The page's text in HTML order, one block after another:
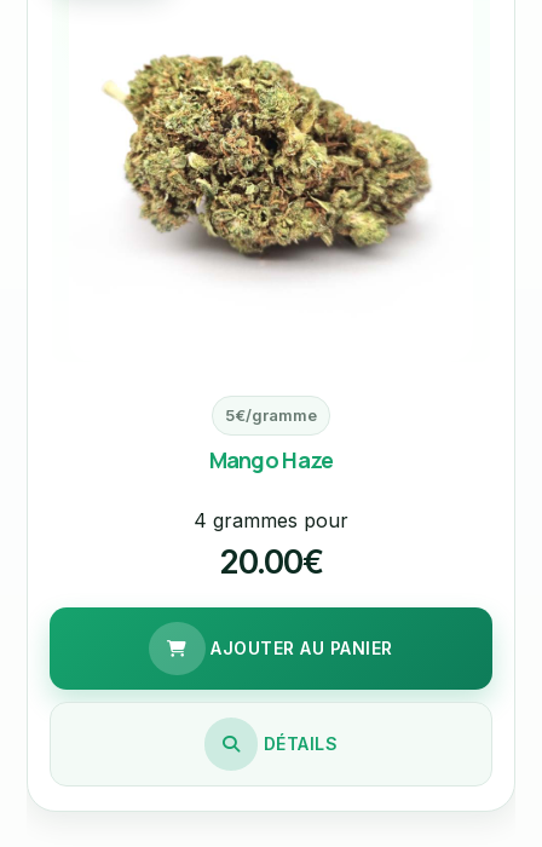
5€/gramme
Mango Haze
4 grammes pour
20.00€
AJOUTER AU PANIER
DÉTAILS